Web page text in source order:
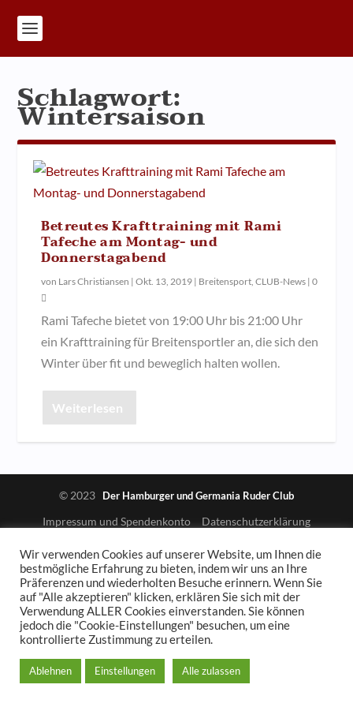
Schlagwort:
Wintersaison
Betreutes Krafttraining mit Rami
Tafeche am Montag- und
Donnerstagabend
von Lars Christiansen |Okt. 13, 2019 | Breitensport,CLUB-News |0
Rami Tafeche bietet von 19:00 Uhr bis 21:00 Uhr
ein Krafttraining für Breitensportler an, die sich den
Winter über fit und beweglich halten wollen.
Weiterlesen
© 2023 Der Hamburger und Germania Ruder Club
Impressum und Spendenkonto Datenschutzerklärung
Wir verwenden Cookies auf unserer Website, um Ihnen die
bestmögliche Erfahrung zu bieten, indem wir uns an Ihre
Präferenzen und wiederholten Besuche erinnern. Wenn Sie
auf "Alle akzeptieren" klicken, erklären Sie sich mit der
Verwendung ALLER Cookies einverstanden. Sie können
jedoch die "Cookie-Einstellungen" besuchen, um eine
kontrollierte Zustimmung zu erteilen.
Ablehnen Einstellungen Alle zulassen